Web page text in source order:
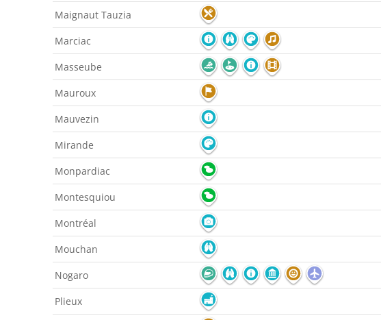
Maignaut Tauzia
Marciac
Masseube
Mauroux
Mauvezin
Mirande
Monpardiac
Montesquiou
Montréal
Mouchan
Nogaro
Plieux